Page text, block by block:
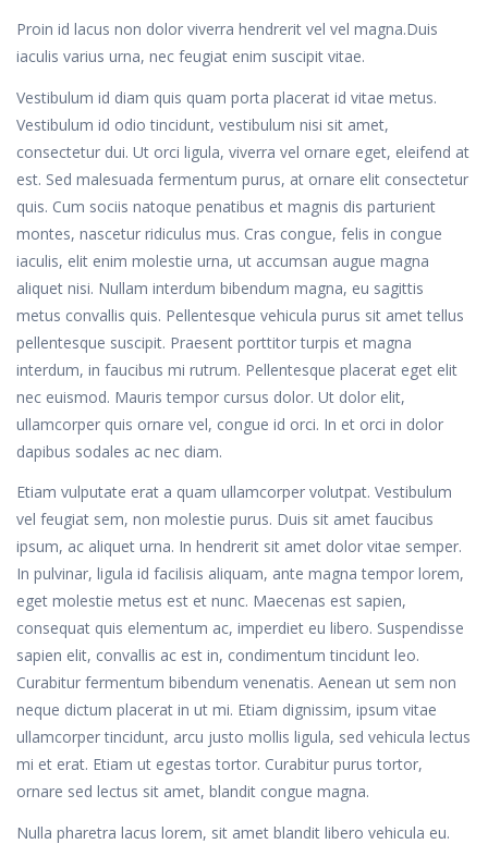
Proin id lacus non dolor viverra hendrerit vel vel magna.Duis
iaculis varius urna, nec feugiat enim suscipit vitae.
Vestibulum id diam quis quam porta placerat id vitae metus.
Vestibulum id odio tincidunt, vestibulum nisi sit amet,
consectetur dui. Ut orci ligula, viverra vel ornare eget, eleifend at
est. Sed malesuada fermentum purus, at ornare elit consectetur
quis. Cum sociis natoque penatibus et magnis dis parturient
montes, nascetur ridiculus mus. Cras congue, felis in congue
iaculis, elit enim molestie urna, ut accumsan augue magna
aliquet nisi. Nullam interdum bibendum magna, eu sagittis
metus convallis quis. Pellentesque vehicula purus sit amet tellus
pellentesque suscipit. Praesent porttitor turpis et magna
interdum, in faucibus mi rutrum. Pellentesque placerat eget elit
nec euismod. Mauris tempor cursus dolor. Ut dolor elit,
ullamcorper quis ornare vel, congue id orci. In et orci in dolor
dapibus sodales ac nec diam.
Etiam vulputate erat a quam ullamcorper volutpat. Vestibulum
vel feugiat sem, non molestie purus. Duis sit amet faucibus
ipsum, ac aliquet urna. In hendrerit sit amet dolor vitae semper.
In pulvinar, ligula id facilisis aliquam, ante magna tempor lorem,
eget molestie metus est et nunc. Maecenas est sapien,
consequat quis elementum ac, imperdiet eu libero. Suspendisse
sapien elit, convallis ac est in, condimentum tincidunt leo.
Curabitur fermentum bibendum venenatis. Aenean ut sem non
neque dictum placerat in ut mi. Etiam dignissim, ipsum vitae
ullamcorper tincidunt, arcu justo mollis ligula, sed vehicula lectus
mi et erat. Etiam ut egestas tortor. Curabitur purus tortor,
ornare sed lectus sit amet, blandit congue magna.
Nulla pharetra lacus lorem, sit amet blandit libero vehicula eu.